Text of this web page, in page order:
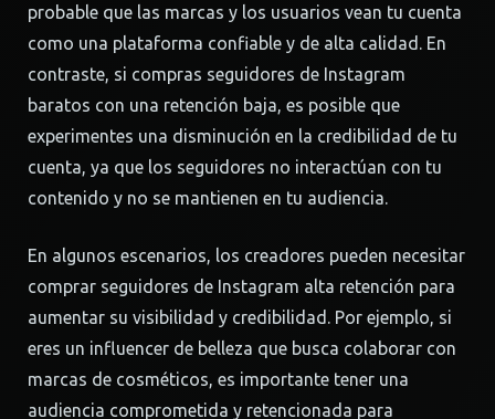
probable que las marcas y los usuarios vean tu cuenta
como una plataforma confiable y de alta calidad. En
contraste, si compras seguidores de Instagram
baratos con una retención baja, es posible que
experimentes una disminución en la credibilidad de tu
cuenta, ya que los seguidores no interactúan con tu
contenido y no se mantienen en tu audiencia.
En algunos escenarios, los creadores pueden necesitar
comprar seguidores de Instagram alta retención para
aumentar su visibilidad y credibilidad. Por ejemplo, si
eres un influencer de belleza que busca colaborar con
marcas de cosméticos, es importante tener una
audiencia comprometida y retencionada para